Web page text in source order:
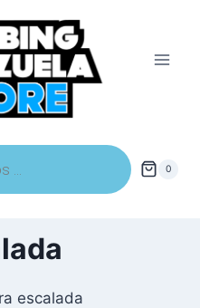
0
escalada